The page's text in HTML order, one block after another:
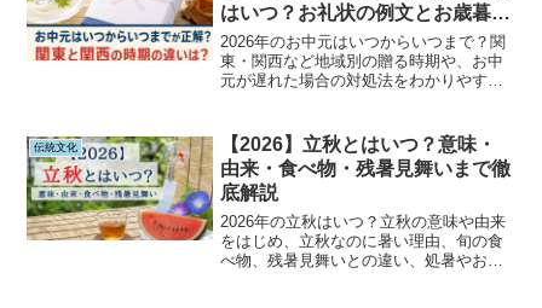
はいつ？お礼状の例文とお歳暮と
の違いを解説
2026年のお中元はいつからいつまで？関
東・関西など地域別の贈る時期や、お中
元が遅れた場合の対処法をわかりやすく
マナーまで詳しく紹介。初めてお中元を
贈る方にも役立つ完全ガイドです。
伝統文化
【2026】立秋とはいつ？意味・
由来・食べ物・残暑見舞いまで徹
底解説
2026年の立秋はいつ？立秋の意味や由来
をはじめ、立秋なのに暑い理由、旬の食
べ物、残暑見舞いとの違い、処暑やお盆